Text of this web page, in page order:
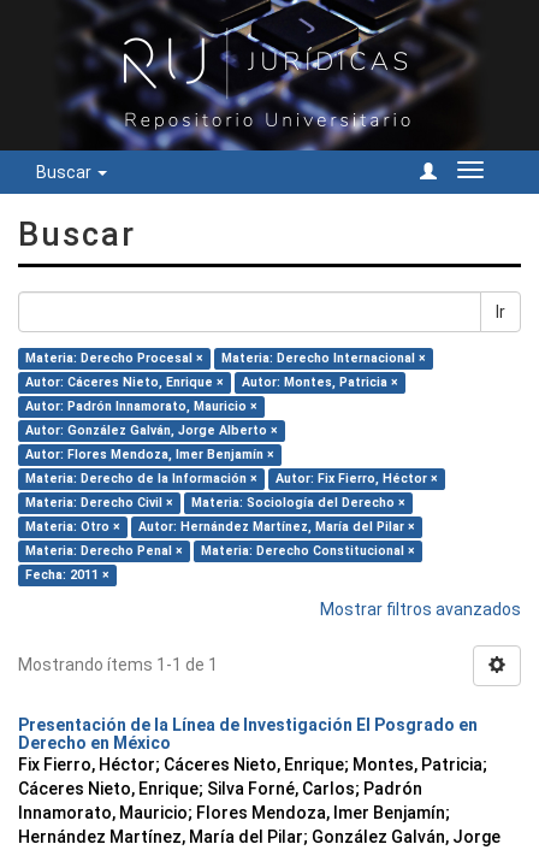
Buscar
Cambiar
Buscar
Ir
Materia: Derecho Procesal ×
Materia: Derecho Internacional ×
Autor: Cáceres Nieto, Enrique ×
Autor: Montes, Patricia ×
Autor: Padrón Innamorato, Mauricio ×
Autor: González Galván, Jorge Alberto ×
Autor: Flores Mendoza, Imer Benjamín ×
Materia: Derecho de la Información ×
Autor: Fix Fierro, Héctor ×
Materia: Derecho Civil ×
Materia: Sociología del Derecho ×
Materia: Otro ×
Autor: Hernández Martínez, María del Pilar ×
Materia: Derecho Penal ×
Materia: Derecho Constitucional ×
Fecha: 2011 ×
Mostrar filtros avanzados
Mostrando ítems 1-1 de 1
Presentación de la Línea de Investigación El Posgrado en
Derecho en México
Fix Fierro, Héctor; Cáceres Nieto, Enrique; Montes, Patricia;
Cáceres Nieto, Enrique; Silva Forné, Carlos; Padrón
Innamorato, Mauricio; Flores Mendoza, Imer Benjamín;
Hernández Martínez, María del Pilar; González Galván, Jorge